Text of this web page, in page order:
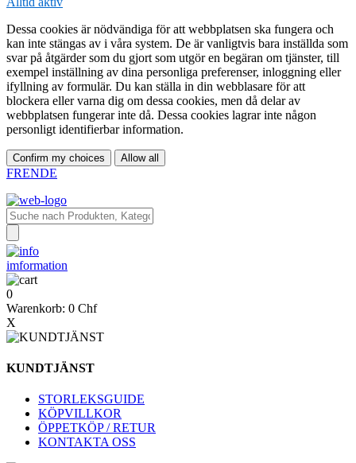
Dessa cookies är nödvändiga för att webbplatsen ska fungera och
kan inte stängas av i våra system. De är vanligtvis bara inställda som
svar på åtgärder som du gjort som utgör en begäran om tjänster, till
exempel inställning av dina personliga preferenser, inloggning eller
ifyllning av formulär. Du kan ställa in din webblasare för att
blockera eller varna dig om dessa cookies, men då delar av
webbplatsen fungerar inte då. Dessa cookies lagrar inte någon
personligt identifierbar information.
Confirm my choices Allow all
FRENDE
imformation
0
Warenkorb: 0 Chf
X
KUNDTJÄNST
STORLEKSGUIDE
KÖPVILLKOR
ÖPPETKÖP / RETUR
KONTAKTA OSS